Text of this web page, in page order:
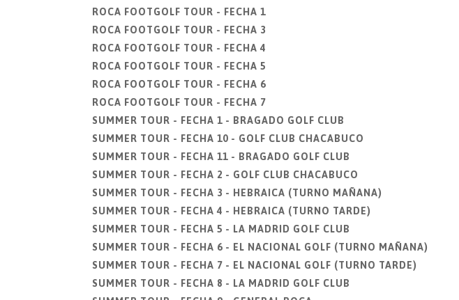
ROCA FOOTGOLF TOUR - FECHA 1
ROCA FOOTGOLF TOUR - FECHA 3
ROCA FOOTGOLF TOUR - FECHA 4
ROCA FOOTGOLF TOUR - FECHA 5
ROCA FOOTGOLF TOUR - FECHA 6
ROCA FOOTGOLF TOUR - FECHA 7
SUMMER TOUR - FECHA 1 - BRAGADO GOLF CLUB
SUMMER TOUR - FECHA 10 - GOLF CLUB CHACABUCO
SUMMER TOUR - FECHA 11 - BRAGADO GOLF CLUB
SUMMER TOUR - FECHA 2 - GOLF CLUB CHACABUCO
SUMMER TOUR - FECHA 3 - HEBRAICA (TURNO MAÑANA)
SUMMER TOUR - FECHA 4 - HEBRAICA (TURNO TARDE)
SUMMER TOUR - FECHA 5 - LA MADRID GOLF CLUB
SUMMER TOUR - FECHA 6 - EL NACIONAL GOLF (TURNO MAÑANA)
SUMMER TOUR - FECHA 7 - EL NACIONAL GOLF (TURNO TARDE)
SUMMER TOUR - FECHA 8 - LA MADRID GOLF CLUB